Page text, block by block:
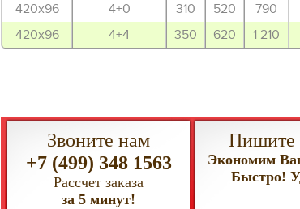
420х96
4+0 310 520 790
420х96
4+4 350 620 1 210
Звоните нам
+7 (499) 348 1563
Рассчет заказа
за 5 минут!
Пишите
Экономим
Быстро!